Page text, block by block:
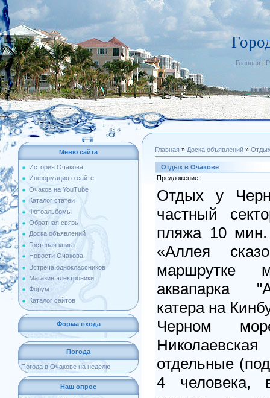
Главная |
Меню сайта
История Очакова
Информация о сайте
Очаков на YouTube
Каталог статей
Фотоальбомы
Обратная связь
Доска объявлений
Гостевая книга
Новости Очакова
Встреча одноклассников
Магазин электроники
Форум
Каталог сайтов
Форма входа
Погода
Погода в Очакове на неделю
Наш опрос
Главная » Доска объявлений »
Отдых в Очакове
Предложение |
Отдых у
частный
пляжа 10
«Аллея
маршрутке
аквапарка
катера на
Черном
отдельные
4 человека,